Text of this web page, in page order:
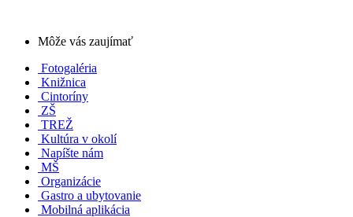
Môže vás zaujímať
Fotogaléria
Knižnica
Cintoríny
ZŠ
TREŽ
Kultúra v okolí
Napíšte nám
MŠ
Organizácie
Gastro a ubytovanie
Mobilná aplikácia